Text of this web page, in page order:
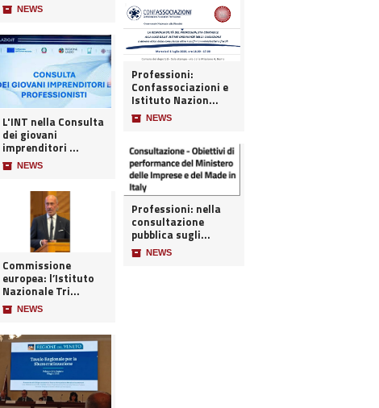
📦 NEWS
L'INT nella Consulta
dei giovani
imprenditori ...
📦 NEWS
Commissione
europea: l’Istituto
Nazionale Tri...
📦 NEWS
Professioni:
Confassociazioni e
Istituto Nazion...
📦 NEWS
Professioni: nella
consultazione
pubblica sugli...
📦 NEWS